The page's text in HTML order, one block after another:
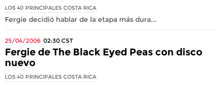
LOS 40 PRINCIPALES COSTA RICA
Fergie decidió hablar de la etapa más dura...
25/04/2006 02:30 CST
Fergie de The Black Eyed Peas con disco
nuevo
LOS 40 PRINCIPALES COSTA RICA